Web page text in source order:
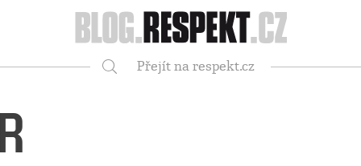
Respekt
Přejít na respekt.cz